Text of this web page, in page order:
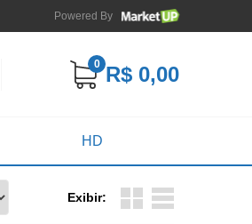
Powered By
0 R$ 0,00
HD
Exibir: